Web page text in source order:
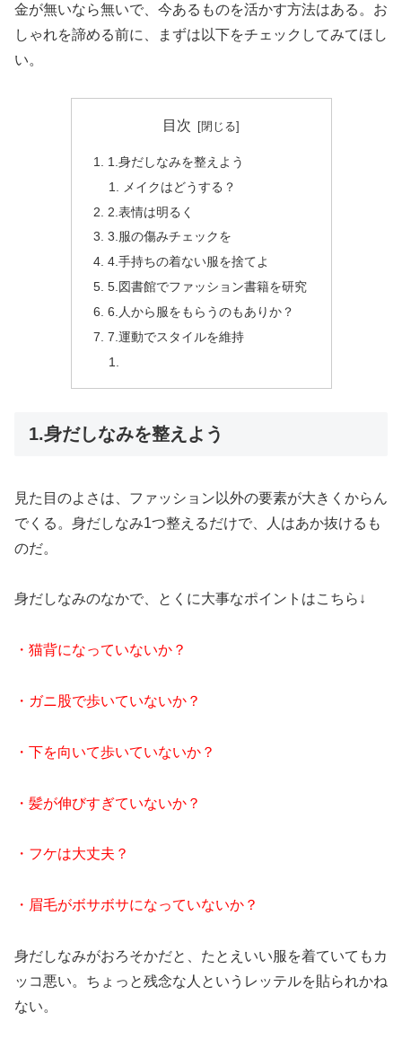
金が無いなら無いで、今あるものを活かす方法はある。お
しゃれを諦める前に、まずは以下をチェックしてみてほし
い。
目次
1.身だしなみを整えよう
メイクはどうする？
2.表情は明るく
3.服の傷みチェックを
4.手持ちの着ない服を捨てよ
5.図書館でファッション書籍を研究
6.人から服をもらうのもありか？
7.運動でスタイルを維持
1.身だしなみを整えよう
見た目のよさは、ファッション以外の要素が大きくからん
でくる。身だしなみ1つ整えるだけで、人はあか抜けるも
のだ。
身だしなみのなかで、とくに大事なポイントはこちら↓
・猫背になっていないか？
・ガニ股で歩いていないか？
・下を向いて歩いていないか？
・髪が伸びすぎていないか？
・フケは大丈夫？
・眉毛がボサボサになっていないか？
身だしなみがおろそかだと、たとえいい服を着ていてもカ
ッコ悪い。ちょっと残念な人というレッテルを貼られかね
ない。